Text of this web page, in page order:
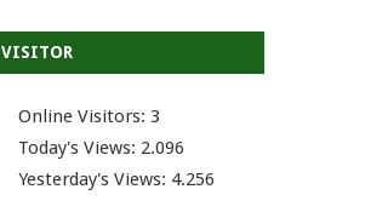
VISITOR
Online Visitors:3
Today's Views: 2.096
Yesterday's Views: 4.256